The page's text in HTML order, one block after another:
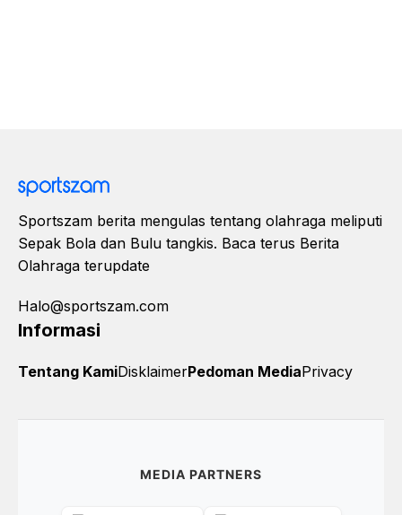
Sportszam berita mengulas tentang olahraga meliputi
Sepak Bola dan Bulu tangkis. Baca terus Berita
Olahraga terupdate
Halo@sportszam.com
Informasi
Tentang KamiDisklaimerPedoman MediaPrivacy
MEDIA PARTNERS